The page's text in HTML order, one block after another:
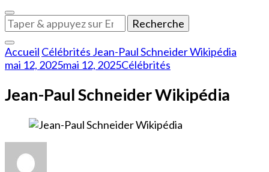
Vous
recherchiez
quelque
chose
?
Accueil Célébrités Jean-Paul Schneider Wikipédia
mai 12, 2025mai 12, 2025Célébrités
Jean-Paul Schneider Wikipédia